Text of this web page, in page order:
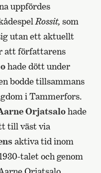
uppfördes
Rossit, som
utan ett aktuellt
att författarens
hade dött under
bodde tillsammans
i Tammerfors.
Orjatsalohade
till väst via
aktiva tid inom
talet och genom